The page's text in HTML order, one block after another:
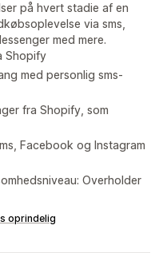
på hvert stadie af en
via sms,
med mere.
Shopify
med personlig sms-
fra Shopify, som
Facebook og Instagram
Overholder
oprindelig